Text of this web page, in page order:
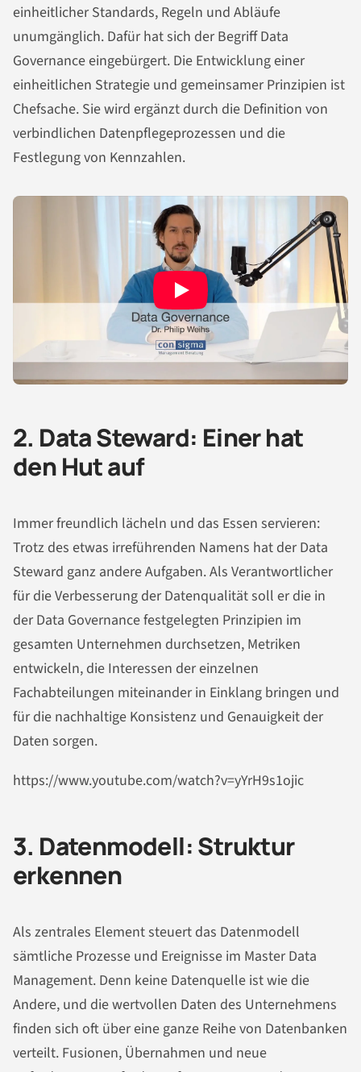
einheitlicher Standards, Regeln und Abläufe
unumgänglich. Dafür hat sich der Begriff Data
Governance eingebürgert. Die Entwicklung einer
einheitlichen Strategie und gemeinsamer Prinzipien ist
Chefsache. Sie wird ergänzt durch die Definition von
verbindlichen Datenpflegeprozessen und die
Festlegung von Kennzahlen.
2. Data Steward: Einer hat
den Hut auf
Immer freundlich lächeln und das Essen servieren:
Trotz des etwas irreführenden Namens hat der Data
Steward ganz andere Aufgaben. Als Verantwortlicher
für die Verbesserung der Datenqualität soll er die in
der Data Governance festgelegten Prinzipien im
gesamten Unternehmen durchsetzen, Metriken
entwickeln, die Interessen der einzelnen
Fachabteilungen miteinander in Einklang bringen und
für die nachhaltige Konsistenz und Genauigkeit der
Daten sorgen.
https://www.youtube.com/watch?v=yYrH9s1ojic
3. Datenmodell: Struktur
erkennen
Als zentrales Element steuert das Datenmodell
sämtliche Prozesse und Ereignisse im Master Data
Management. Denn keine Datenquelle ist wie die
Andere, und die wertvollen Daten des Unternehmens
finden sich oft über eine ganze Reihe von Datenbanken
verteilt. Fusionen, Übernahmen und neue